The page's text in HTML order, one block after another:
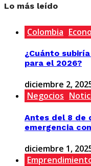
Lo más leído
Colombia
¿Cuánto
para el 2026?
diciembre 2,
Negocios
Antes del 8 de
emergencia
diciembre 1,